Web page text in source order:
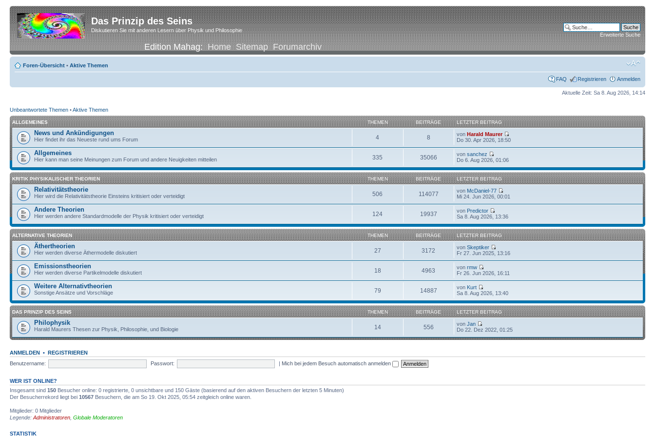
Das Prinzip des Seins
Diskutieren Sie mit anderen Lesern über Physik und Philosophie
Edition Mahag:Home Sitemap Forumarchiv
Erweiterte Suche
Foren-Übersicht • Aktive Themen
FAQ Registrieren Anmelden
Aktuelle Zeit: Sa 8. Aug 2026, 14:14
Unbeantwortete Themen •Aktive Themen
ALLGEMEINES THEMEN BEITRÄGE LETZTER BEITRAG
News und Ankündigungen
Hier findet ihr das Neueste rund ums Forum 4 8 vonHarald Maurer
Do 30. Apr 2026, 18:50
Allgemeines
Hier kann man seine Meinungen zum Forum und andere Neuigkeiten mitteilen 335 35066 vonsanchez
Do 6. Aug 2026, 01:06
KRITIK PHYSIKALISCHER THEORIEN THEMEN BEITRÄGE LETZTER BEITRAG
Relativitätstheorie
Hier wird die Relativitätstheorie Einsteins kritisiert oder verteidigt 506 114077 von McDaniel-77
Mi 24. Jun 2026, 00:01
Andere Theorien
Hier werden andere Standardmodelle der Physik kritisiert oder verteidigt 124 19937 von Predictor
Sa 8. Aug 2026, 13:36
ALTERNATIVE THEORIEN THEMEN BEITRÄGE LETZTER BEITRAG
Äthertheorien
Hier werden diverse Äthermodelle diskutiert 27 3172 vonSkeptiker
Fr 27. Jun 2025, 13:16
Emissionstheorien
Hier werden diverse Partikelmodelle diskutiert 18 4963 vonrmw
Fr 26. Jun 2026, 16:11
Weitere Alternativtheorien
Sonstige Ansätze und Vorschläge 79 14887 von Kurt
Sa 8. Aug 2026, 13:40
DAS PRINZIP DES SEINS THEMEN BEITRÄGE LETZTER BEITRAG
Philophysik
Harald Maurers Thesen zur Physik, Philosophie, und Biologie 14 556 vonJan
Do 22. Dez 2022, 01:25
ANMELDEN • REGISTRIEREN
Benutzername:
Passwort: | Mich bei jedem Besuch automatisch anmelden
WER IST ONLINE?
Insgesamt sind 150 Besucher online: 0 registrierte, 0 unsichtbare und 150 Gäste (basierend auf den aktiven Besuchern der letzten 5 Minuten)
Der Besucherrekord liegt bei 10567 Besuchern, die am So 19. Okt 2025, 05:54 zeitgleich online waren.
Mitglieder: 0 Mitglieder
Legende: Administratoren Globale Moderatoren
STATISTIK